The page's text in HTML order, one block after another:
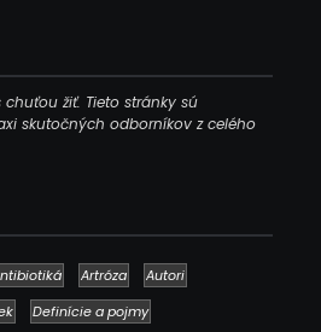
chuťou žiť. Tieto stránky sú
skutočných odborníkov z celého
Artróza
Autori
Definície a pojmy